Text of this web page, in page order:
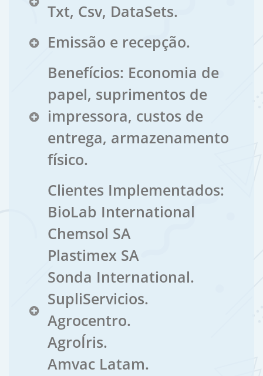
Txt, Csv, DataSets.
Emissão e recepção.
Benefícios: Economia de
papel, suprimentos de
impressora, custos de
entrega, armazenamento
físico.
Clientes Implementados:
BioLab International
Chemsol SA
Plastimex SA
Sonda International.
SupliServicios.
Agrocentro.
AgroÍris.
Amvac Latam.